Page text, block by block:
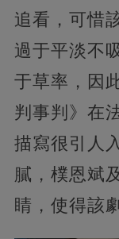
追看，可惜
過于平淡不
于草率，因
判事判》在
描寫很引人
膩，樸恩斌
睛，使得該